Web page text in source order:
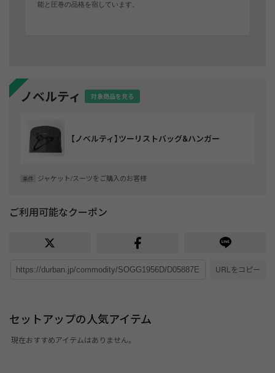
能と圧巻の品格を宿しています。
ノベルティ 対象商品を見る
【ノベルティ】ツーリストバッグ&ハンガー
条件 ジャケット/スーツをご購入のお客様
ご利用可能なクーポン
URLをコピー
セットアップの人気アイテム
現在おすすめアイテムはありません。